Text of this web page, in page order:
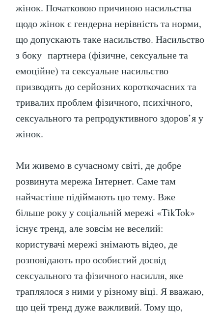
жінок. Початковою причиною насильства
щодо жінок є гендерна нерівність та норми,
що допускають таке насильство. Насильство
з боку партнера (фізичне, сексуальне та
емоційне) та сексуальне насильство
призводять до серйозних короткочасних та
тривалих проблем фізичного, психічного,
сексуального та репродуктивного здоров’я у
жінок.
Ми живемо в сучасному світі, де добре
розвинута мережа Інтернет. Саме там
найчастіше підіймають цю тему. Вже
більше року у соціальній мережі «TikTok»
існує тренд, але зовсім не веселий:
користувачі мережі знімають відео, де
розповідають про особистий досвід
сексуального та фізичного насилля, яке
траплялося з ними у різному віці. Я вважаю,
що цей тренд дуже важливий. Тому що,